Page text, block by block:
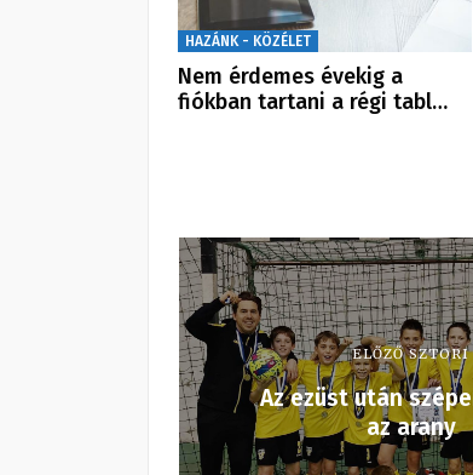
HAZÁNK - KÖZÉLET
Nem érdemes évekig a
fiókban tartani a régi tabl…
ELŐZŐ SZTORI
Az ezüst után
az arany